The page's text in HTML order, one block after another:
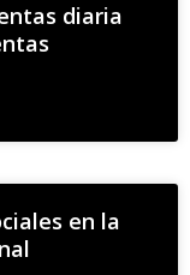
diaria
en la